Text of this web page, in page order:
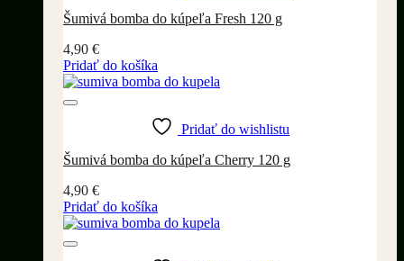
Šumivá bomba do kúpeľa Fresh 120 g
4,90 €
Pridať do košíka
Pridať do wishlistu
Šumivá bomba do kúpeľa Cherry 120 g
4,90 €
Pridať do košíka